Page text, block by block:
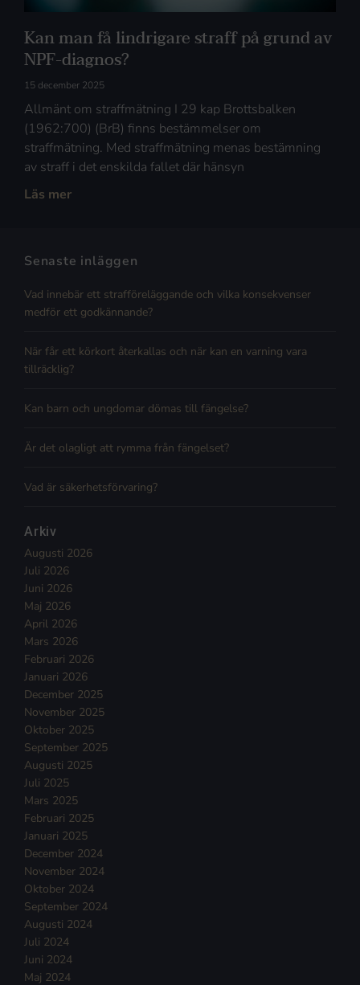
Kan man få lindrigare straff på grund av
NPF-diagnos?
15 december 2025
Allmänt om straffmätning I 29 kap Brottsbalken
(1962:700) (BrB) finns bestämmelser om
straffmätning. Med straffmätning menas bestämning
av straff i det enskilda fallet där hänsyn
Läs mer
Senaste inläggen
Vad innebär ett strafföreläggande och vilka konsekvenser
medför ett godkännande?
När får ett körkort återkallas och när kan en varning vara
tillräcklig?
Kan barn och ungdomar dömas till fängelse?
Är det olagligt att rymma från fängelset?
Vad är säkerhetsförvaring?
Arkiv
Augusti 2026
Juli 2026
Juni 2026
Maj 2026
April 2026
Mars 2026
Februari 2026
Januari 2026
December 2025
November 2025
Oktober 2025
September 2025
Augusti 2025
Juli 2025
Mars 2025
Februari 2025
Januari 2025
December 2024
November 2024
Oktober 2024
September 2024
Augusti 2024
Juli 2024
Juni 2024
Maj 2024